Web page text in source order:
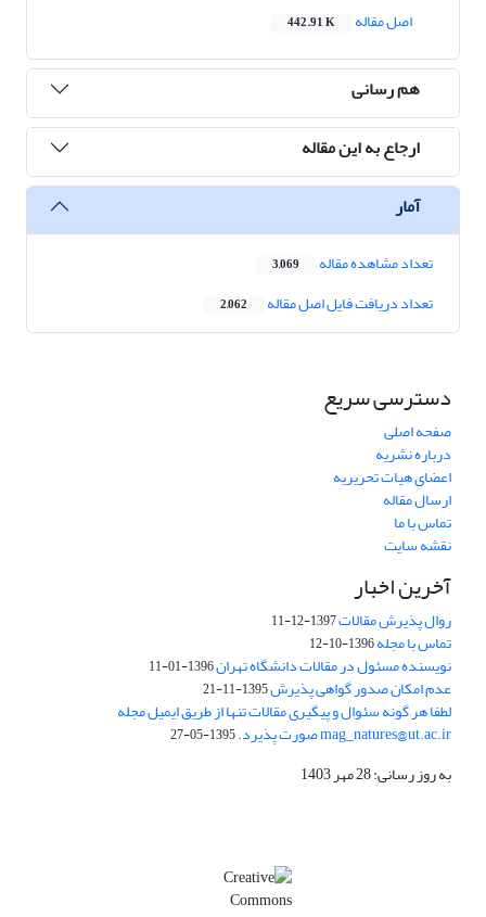
اصل مقاله
442.91 K
هم رسانی
ارجاع به این مقاله
آمار
تعداد مشاهده مقاله 3,069
تعداد دریافت فایل اصل مقاله 2,062
دسترسی سریع
صفحه اصلی
درباره نشریه
اعضای هیات تحریریه
ارسال مقاله
تماس با ما
نقشه سایت
آخرین اخبار
روال پذیرش مقالات1397-12-11
تماس با مجله1396-10-12
نویسنده مسئول در مقالات دانشگاه تهران1396-01-11
عدم امکان صدور گواهی پذیرش1395-11-21
لطفا هر گونه سئوال و پیگیری مقالات تنها از طریق ایمیل مجله
mag_natures@ut.ac.ir صورت پذیرد. 1395-05-27
به روز رسانی: 28 مهر 1403